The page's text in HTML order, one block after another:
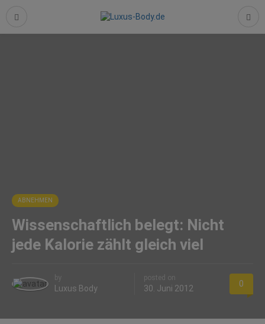
ABNEHMEN
Wissenschaftlich belegt: Nicht
jede Kalorie zählt gleich viel
by
Luxus Body
posted on
30. Juni 2012 0